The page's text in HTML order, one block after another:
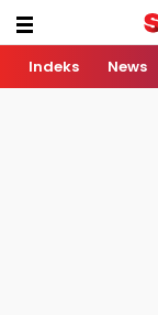
Indeks News